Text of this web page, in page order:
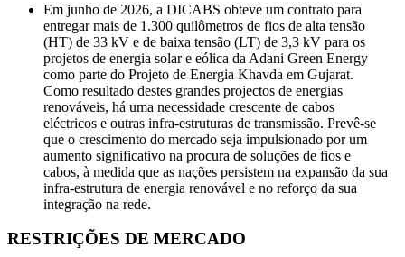
Em junho de 2026, a DICABS obteve um contrato para
entregar mais de 1.300 quilômetros de fios de alta tensão
(HT) de 33 kV e de baixa tensão (LT) de 3,3 kV para os
projetos de energia solar e eólica da Adani Green Energy
como parte do Projeto de Energia Khavda em Gujarat.
Como resultado destes grandes projectos de energias
renováveis, há uma necessidade crescente de cabos
eléctricos e outras infra-estruturas de transmissão. Prevê-se
que o crescimento do mercado seja impulsionado por um
aumento significativo na procura de soluções de fios e
cabos, à medida que as nações persistem na expansão da sua
infra-estrutura de energia renovável e no reforço da sua
integração na rede.
RESTRIÇÕES DE MERCADO